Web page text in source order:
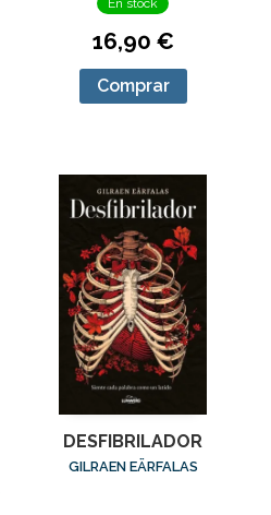
16,90 €
Comprar
DESFIBRILADOR
GILRAEN EÄRFALAS